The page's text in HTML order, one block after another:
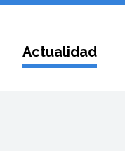
Actualidad